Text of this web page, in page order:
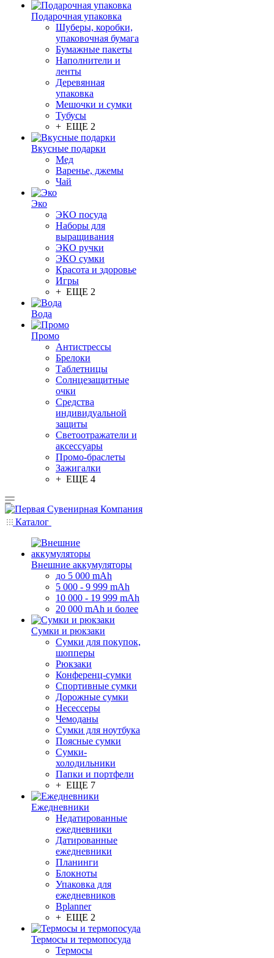
Подарочная упаковка
Шуберы, коробки,
упаковочная бумага
Бумажные пакеты
Наполнители и
ленты
Деревянная
упаковка
Мешочки и сумки
Тубусы
+ ЕЩЕ 2
Вкусные подарки
Мед
Варенье, джемы
Чай
Эко
ЭКО посуда
Наборы для
выращивания
ЭКО ручки
ЭКО сумки
Красота и здоровье
Игры
+ ЕЩЕ 2
Вода
Промо
Антистрессы
Брелоки
Таблетницы
Солнцезащитные
очки
Средства
индивидуальной
защиты
Светоотражатели и
аксессуары
Промо-браслеты
Зажигалки
+ ЕЩЕ 4
Каталог
Внешние аккумуляторы
до 5 000 mAh
5 000 - 9 999 mAh
10 000 - 19 999 mAh
20 000 mAh и более
Сумки и рюкзаки
Сумки для покупок,
шопперы
Рюкзаки
Конференц-сумки
Спортивные сумки
Дорожные сумки
Несессеры
Чемоданы
Сумки для ноутбука
Поясные сумки
Сумки-
холодильники
Папки и портфели
+ ЕЩЕ 7
Ежедневники
Недатированные
ежедневники
Датированные
ежедневники
Планинги
Блокноты
Упаковка для
ежедневников
Bplanner
+ ЕЩЕ 2
Термосы и термопосуда
Термосы